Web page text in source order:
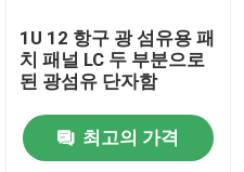
1U 12 항구 광 섬유용 패
치 패널 LC 두 부분으로
된 광섬유 단자함
최고의 가격